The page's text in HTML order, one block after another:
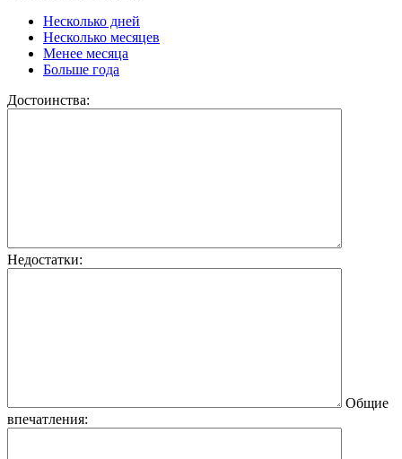
Несколько дней
Несколько месяцев
Менее месяца
Больше года
Достоинства:
Недостатки:
Общие
впечатления: